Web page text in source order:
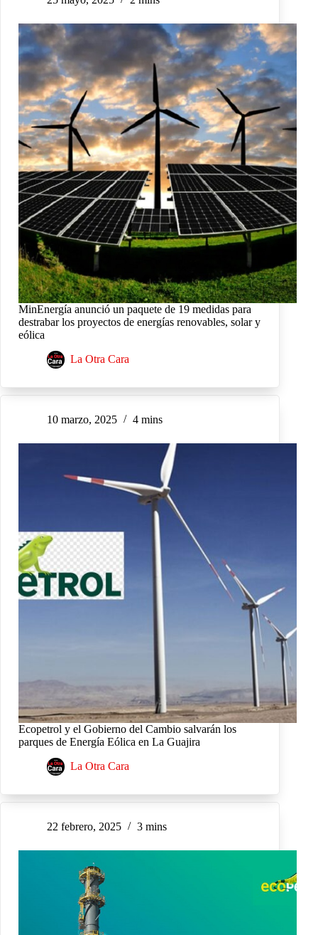
MinEnergía anunció un paquete de 19 medidas para
destrabar los proyectos de energías renovables, solar y
eólica
La Otra Cara
10 marzo, 2025 4 mins
Ecopetrol y el Gobierno del Cambio salvarán los
parques de Energía Eólica en La Guajira
La Otra Cara
22 febrero, 2025 3 mins